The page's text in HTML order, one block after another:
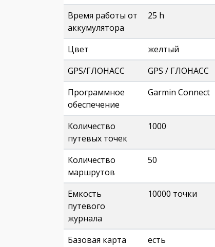
Время работы от
аккумулятора
25 h
Цвет
желтый
GPS/ГЛОНАСС
GPS / ГЛОНАСС
Программное
обеспечение
Garmin Connect
Количество
путевых точек
1000
Количество
маршрутов
50
Емкость
путевого
журнала
10000 точки
Базовая карта
есть